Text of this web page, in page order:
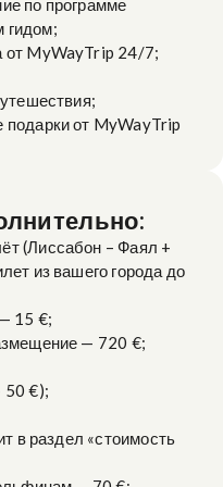
по программе
гидом;
от MyWayTrip 24/7;
от MyWayTrip
(Лиссабон – Фаял +
из вашего города до
15 €;
— 720 €;
50 €);
в раздел «стоимость